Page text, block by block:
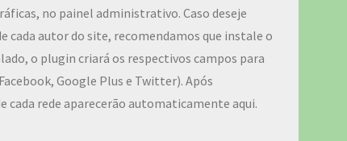
no painel administrativo. Caso deseje
cada autor do site, recomendamos que instale o
o plugin criará os respectivos campos para
Google Plus e Twitter). Após
cada rede aparecerão automaticamente aqui.